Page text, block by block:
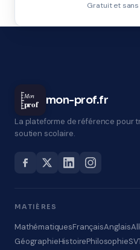
Gratuit et
Mon
prof mon-prof.fr
La plateforme de référence pour
soutien scolaire.
MATIÈRES
MathématiquesFrançaisAnglais
GéographieHistoirePhilosophie